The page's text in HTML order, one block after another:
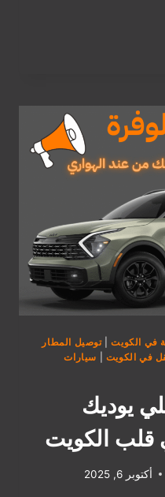
في الكويت|توصيل المطار
في الكويت
سيارات
يوديك
قلب الكويت
أكتوبر 6, 2025